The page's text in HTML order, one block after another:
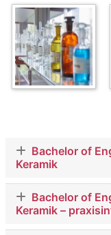
Bachelor of
Keramik
Bachelor of
Keramik –